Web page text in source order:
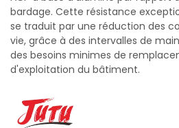
bardage. Cette résistance
se traduit par une réduction des
vie, grâce à des intervalles de
des besoins minimes de
d'exploitation du bâtiment.